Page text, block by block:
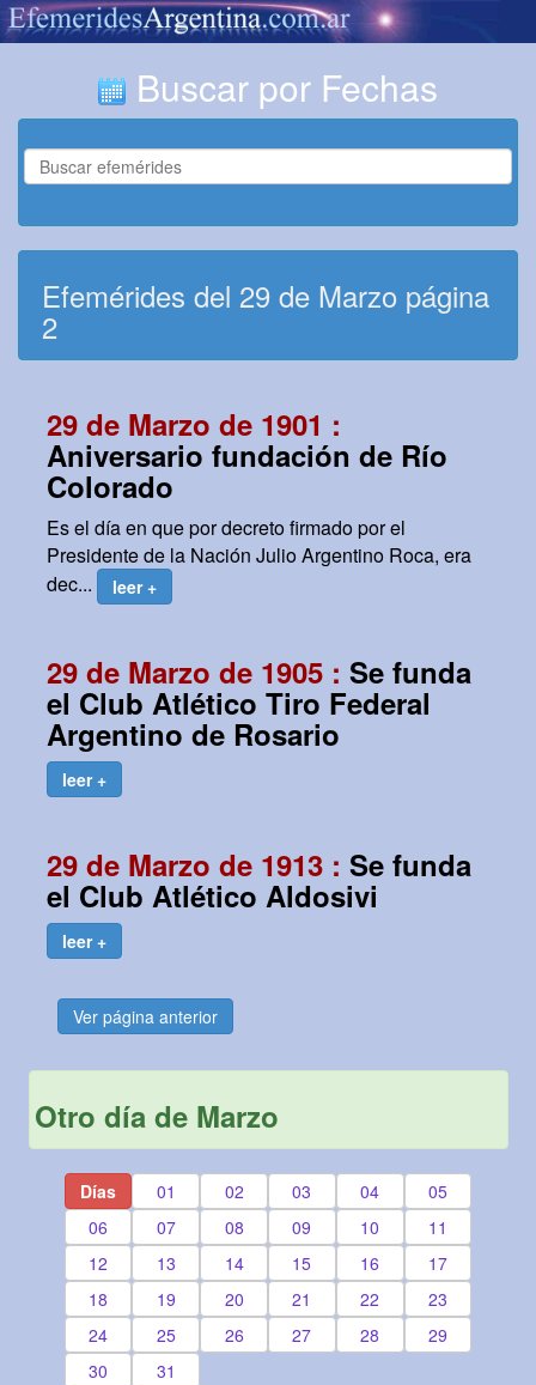
Buscar por Fechas
Efemérides del 29 de Marzo página
2
29 de Marzo de 1901 :
Aniversario fundación de Río
Colorado
Es el día en que por decreto firmado por el
Presidente de la Nación Julio Argentino Roca, era
dec...
leer +
29 de Marzo de 1905 : Se funda
el Club Atlético Tiro Federal
Argentino de Rosario
leer +
29 de Marzo de 1913 : Se funda
el Club Atlético Aldosivi
leer +
Ver página anterior
Otro día de Marzo
Días 01 02 03 04
05
06
07 08 09 10
11
12
13 14 15 16
17
18
19 20 21 22
23
24
25 26 27 28
29
30
31